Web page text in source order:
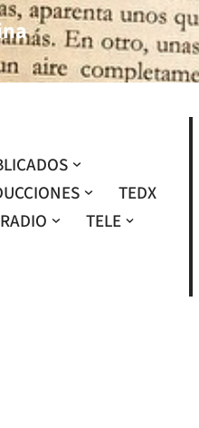
TEDX
RADIO
TELE